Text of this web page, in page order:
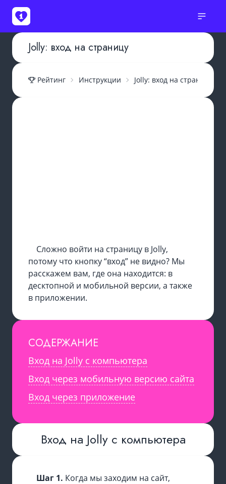
Jolly: вход на страницу
Рейтинг Инструкции Jolly: вход на страницу
Сложно войти на страницу в Jolly,
потому что кнопку “вход” не видно? Мы
расскажем вам, где она находится: в
десктопной и мобильной версии, а также
в приложении.
СОДЕРЖАНИЕ
Вход на Jolly с компьютера
Вход через мобильную версию сайта
Вход через приложение
Вход на Jolly с компьютера
Шаг 1. Когда мы заходим на сайт,